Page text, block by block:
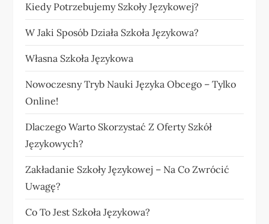
Kiedy Potrzebujemy Szkoły Językowej?
W Jaki Sposób Działa Szkoła Językowa?
Własna Szkoła Językowa
Nowoczesny Tryb Nauki Języka Obcego – Tylko
Online!
Dlaczego Warto Skorzystać Z Oferty Szkół
Językowych?
Zakładanie Szkoły Językowej – Na Co Zwrócić
Uwagę?
Co To Jest Szkoła Językowa?